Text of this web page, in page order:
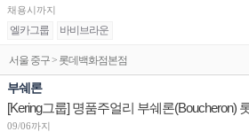
채용시까지
엘카그룹 바비브라운
서울 중구 > 롯데백화점본점
부쉐론
09/06까지